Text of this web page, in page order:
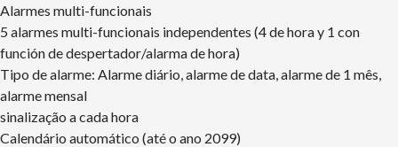
Alarmes multi-funcionais
5 alarmes multi-funcionais independentes (4 de hora y 1 con
función de despertador/alarma de hora)
Tipo de alarme: Alarme diário, alarme de data, alarme de 1 mês,
alarme mensal
sinalização a cada hora
Calendário automático (até o ano 2099)